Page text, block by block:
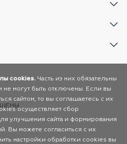
cookies. Часть из них обязательны
не могут быть отключены. Если вы
сайтом, то вы соглашаетесь с их
осуществляет сбор
улучшения сайта и формирования
Вы можете согласиться с их
настройки обработки cookies вы